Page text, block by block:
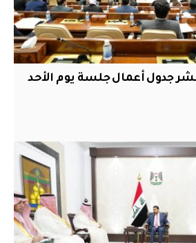
جدول أعمال جلسة يوم الأحد